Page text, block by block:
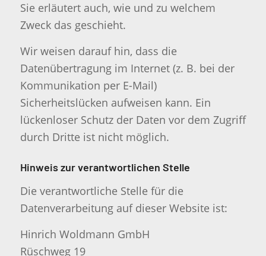
Sie erläutert auch, wie und zu welchem
Zweck das geschieht.
Wir weisen darauf hin, dass die
Datenübertragung im Internet (z. B. bei der
Kommunikation per E-Mail)
Sicherheitslücken aufweisen kann. Ein
lückenloser Schutz der Daten vor dem Zugriff
durch Dritte ist nicht möglich.
Hinweis zur verantwortlichen Stelle
Die verantwortliche Stelle für die
Datenverarbeitung auf dieser Website ist:
Hinrich Woldmann GmbH
Rüschweg 19